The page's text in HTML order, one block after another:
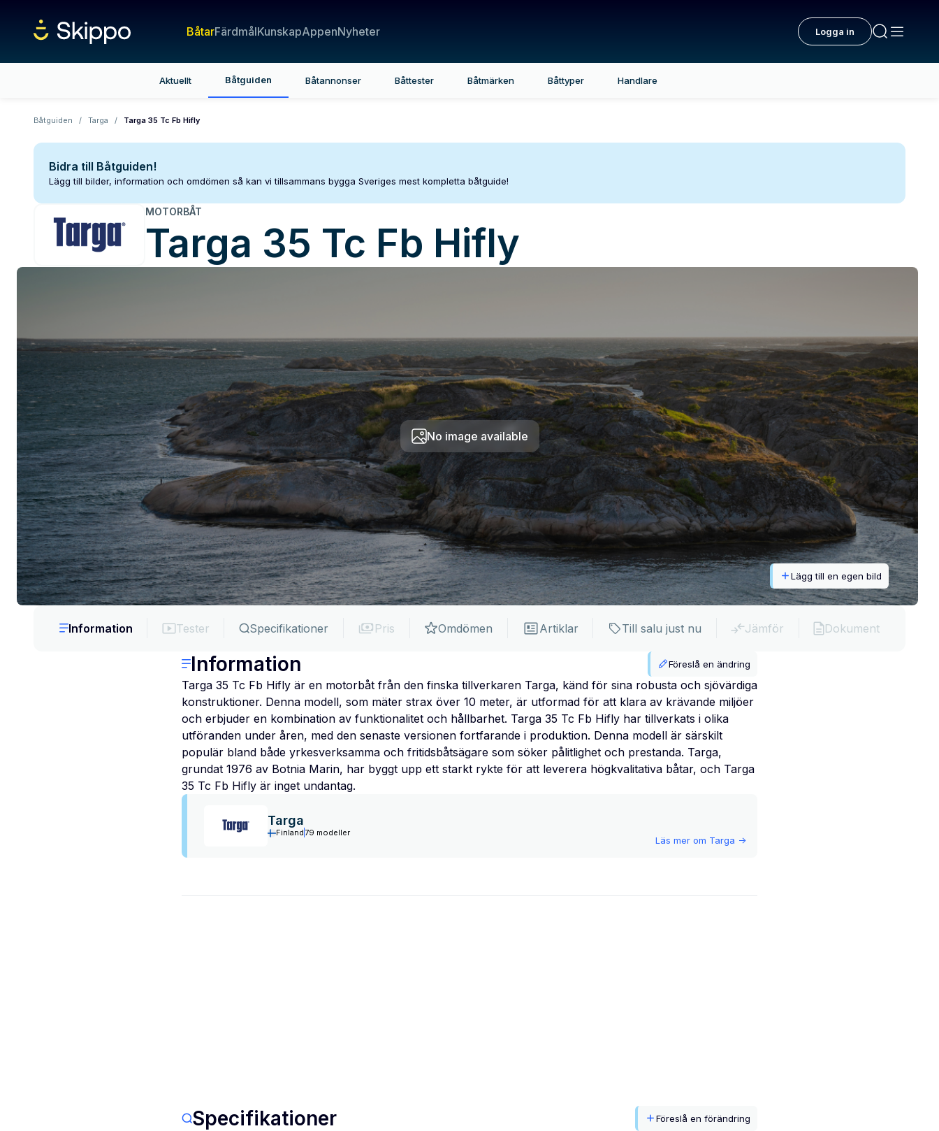
BåtarFärdmålKunskapAppenNyheter Logga in
Aktuellt Båtguiden Båtannonser Båttester Båtmärken Båttyper Handlare
Båtguiden / Targa / Targa 35 Tc Fb Hifly
Bidra till Båtguiden!
Lägg till bilder, information och omdömen så kan vi tillsammans bygga Sveriges mest kompletta båtguide!
MOTORBÅT
Targa 35 Tc Fb Hifly
No image available
Lägg till en egen bild
Information Tester Specifikationer Pris Omdömen Artiklar Till salu just nu Jämför Dokument
Information Föreslå en ändring
Targa 35 Tc Fb Hifly är en motorbåt från den finska tillverkaren Targa, känd för sina robusta och sjövärdiga
konstruktioner. Denna modell, som mäter strax över 10 meter, är utformad för att klara av krävande miljöer
och erbjuder en kombination av funktionalitet och hållbarhet. Targa 35 Tc Fb Hifly har tillverkats i olika
utföranden under åren, med den senaste versionen fortfarande i produktion. Denna modell är särskilt
populär bland både yrkesverksamma och fritidsbåtsägare som söker pålitlighet och prestanda. Targa,
grundat 1976 av Botnia Marin, har byggt upp ett starkt rykte för att leverera högkvalitativa båtar, och Targa
35 Tc Fb Hifly är inget undantag.
Targa
Finland79 modeller
Läs mer om Targa ->
Specifikationer Föreslå en förändring